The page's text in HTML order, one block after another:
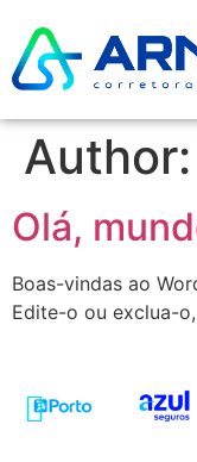
Author:
Olá,
Boas-vindas ao
Edite-o ou exclua-